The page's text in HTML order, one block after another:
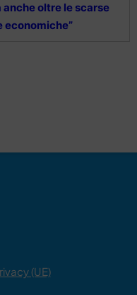
anche oltre le scarse
economiche”
(UE)